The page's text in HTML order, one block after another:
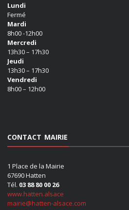
Lundi
Fermé
Mardi
8h00 -12h00
Mercredi
13h30 – 17h30
Jeudi
13h30 – 17h30
Vendredi
8h00 – 12h00
CONTACT MAIRIE
1 Place de la Mairie
67690 Hatten
Tél. 03 88 80 00 26
www.hatten.alsace
mairie@hatten-alsace.com